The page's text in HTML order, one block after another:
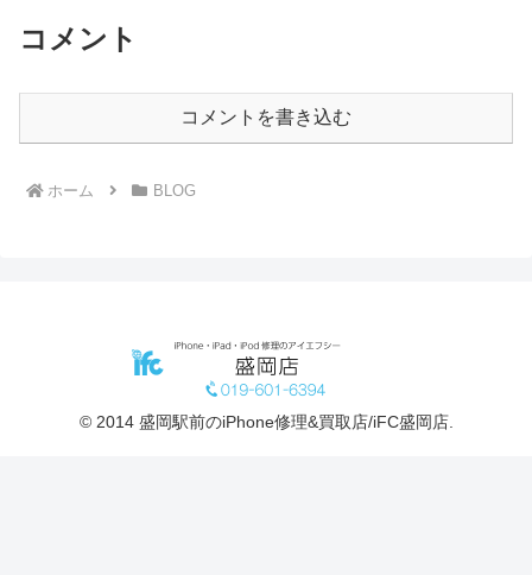
コメント
コメントを書き込む
ホーム BLOG
© 2014 盛岡駅前のiPhone修理&買取店/iFC盛岡店.